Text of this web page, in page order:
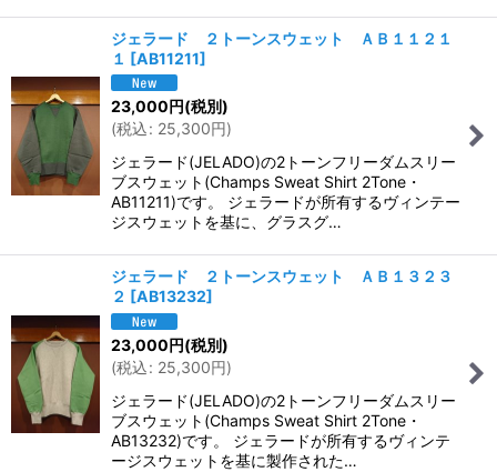
ジェラード ２トーンスウェット ＡＢ１１２１
１ [AB11211]
23,000円(税別)
(税込: 25,300円)
ジェラード(JELADO)の2トーンフリーダムスリー
ブスウェット(Champs Sweat Shirt 2Tone・
AB11211)です。 ジェラードが所有するヴィンテー
ジスウェットを基に、グラスグ…
ジェラード ２トーンスウェット ＡＢ１３２３
２ [AB13232]
23,000円(税別)
(税込: 25,300円)
ジェラード(JELADO)の2トーンフリーダムスリー
ブスウェット(Champs Sweat Shirt 2Tone・
AB13232)です。 ジェラードが所有するヴィンテ
ージスウェットを基に製作された…